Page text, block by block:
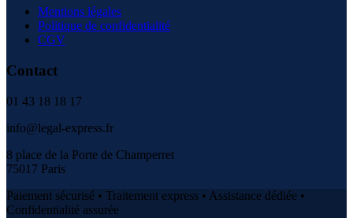
Mentions légales
Politique de confidentialité
CGV
Contact
01 43 18 18 17
info@legal-express.fr
8 place de la Porte de Champerret
75017 Paris
Paiement sécurisé • Traitement express • Assistance dédiée •
Confidentialité assurée